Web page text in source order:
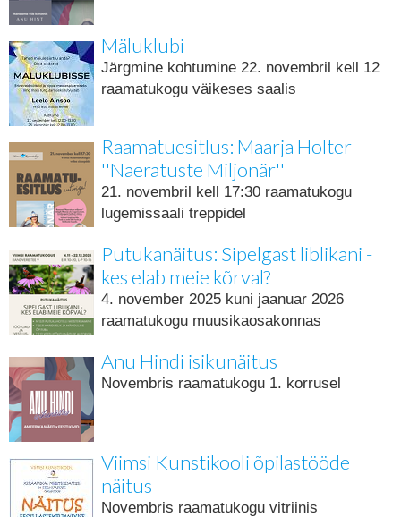
Mäluklubi
Järgmine kohtumine 22. novembril kell 12
raamatukogu väikeses saalis
Raamatuesitlus: Maarja Holter
''Naeratuste Miljonär''
21. novembril kell 17:30 raamatukogu
lugemissaali treppidel
Putukanäitus: Sipelgast liblikani -
kes elab meie kõrval?
4. november 2025 kuni jaanuar 2026
raamatukogu muusikaosakonnas
Anu Hindi isikunäitus
Novembris raamatukogu 1. korrusel
Viimsi Kunstikooli õpilastööde
näitus
Novembris raamatukogu vitriinis